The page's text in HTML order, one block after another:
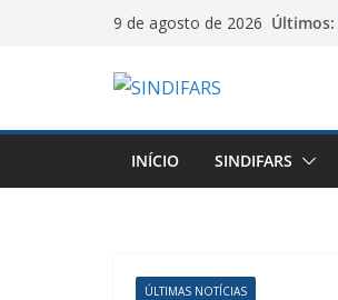
9 de agosto de 2026 Últimos:
INÍCIO SINDIFARS
ÚLTIMAS NOTÍCIAS